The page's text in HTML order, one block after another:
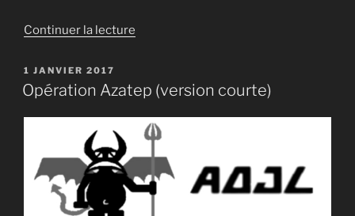
Continuer la lecture
lapin »
PUBLIÉ
LE
1 JANVIER 2017
Opération Azatep (version courte)